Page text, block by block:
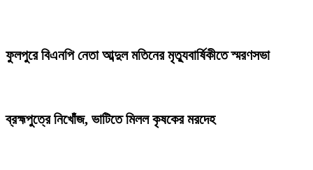
ফুলপুরে বিএনপি নেতা আব্দুল মতিনের মৃত্যুবার্ষিকীতে স্মরণসভা
ব্রহ্মপুত্রে নিখোঁজ, ভাটিতে মিলল কৃষকের মরদেহ